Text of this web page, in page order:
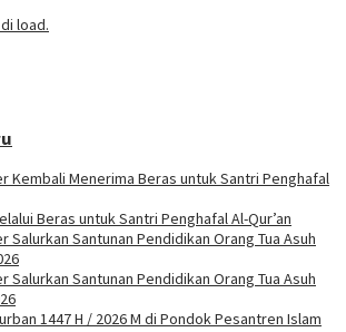
load.
Kembali Menerima Beras untuk Santri Penghafal
Beras untuk Santri Penghafal Al-Qur’an
Salurkan Santunan Pendidikan Orang Tua Asuh
Salurkan Santunan Pendidikan Orang Tua Asuh
1447 H / 2026 M di Pondok Pesantren Islam